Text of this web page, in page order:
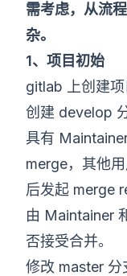
需考虑，从流
杂。
1、项目初始
gitlab 上创建项
创建 develop
具有
merge，其他
后发起 merge
由 Maintainer
否接受合并。
修改 master 分